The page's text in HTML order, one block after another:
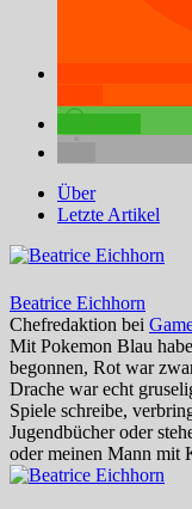
Über
Letzte Artikel
Beatrice Eichhorn
Chefredaktion bei
Mit Pokemon Blau
begonnen, Rot war
Drache war echt
Spiele schreibe,
Jugendbücher oder
oder meinen Mann mit